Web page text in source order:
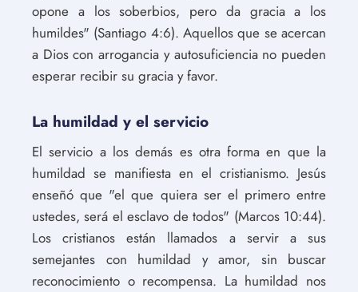
opone a los soberbios, pero da gracia a los
humildes" (Santiago 4:6). Aquellos que se acercan
a Dios con arrogancia y autosuficiencia no pueden
esperar recibir su gracia y favor.
La humildad y el servicio
El servicio a los demás es otra forma en que la
humildad se manifiesta en el cristianismo. Jesús
enseñó que "el que quiera ser el primero entre
ustedes, será el esclavo de todos" (Marcos 10:44).
Los cristianos están llamados a servir a sus
semejantes con humildad y amor, sin buscar
reconocimiento o recompensa. La humildad nos